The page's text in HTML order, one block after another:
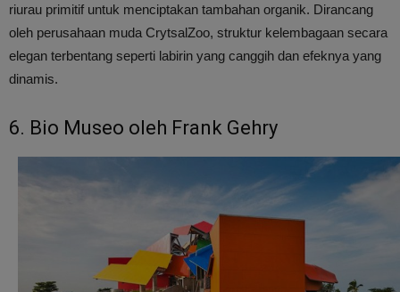
riurau primitif untuk menciptakan tambahan organik. Dirancang
oleh perusahaan muda CrytsalZoo, struktur kelembagaan secara
elegan terbentang seperti labirin yang canggih dan efeknya yang
dinamis.
6. Bio Museo oleh Frank Gehry